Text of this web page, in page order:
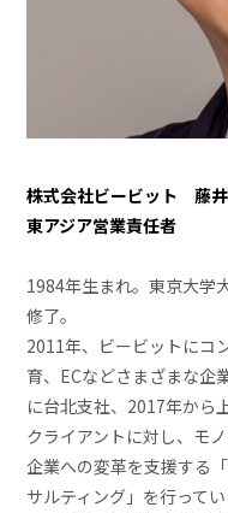
株式会社ビービット 藤
東アジア営業責任者
1984年生まれ。東京大学
修了。
2011年、ビービットにコ
育、ECなどさまざまな企
に台北支社、2017年から
クライアントに対し、モ
企業への変革を支援する
サルティング」を行って